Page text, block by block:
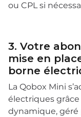
ou CPL si
3. Votre
mise en
borne
La Qobox Mini
électriques
dynamique, géré